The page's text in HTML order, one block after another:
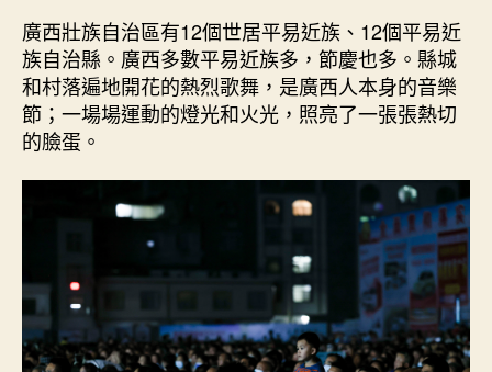
廣西壯族自治區有12個世居平易近族、12個平易近
族自治縣。廣西多數平易近族多，節慶也多。縣城
和村落遍地開花的熱烈歌舞，是廣西人本身的音樂
節；一場場運動的燈光和火光，照亮了一張張熱切
的臉蛋。